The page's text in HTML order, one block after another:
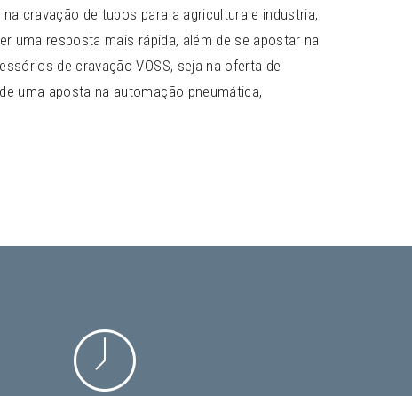
cravação de tubos para a agricultura e industria,
uma resposta mais rápida, além de se apostar na
de cravação VOSS, seja na oferta de
uma aposta na automação pneumática,